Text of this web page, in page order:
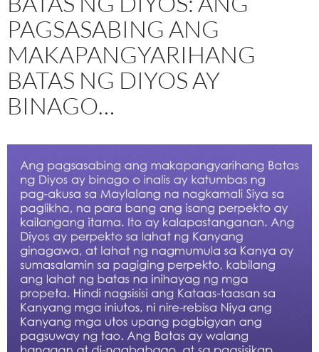
PAGSASABING ANG
MAKAPANGYARIHANG
BATAS NG DIYOS AY
BINAGO…